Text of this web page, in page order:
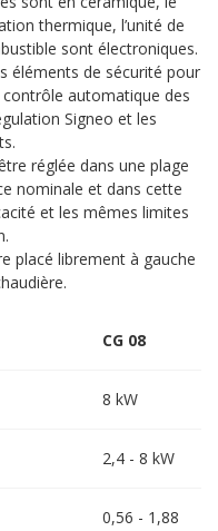
thermique, l’unité de
sont électroniques.
éléments de sécurité pour
automatique des
Signeo et les
réglée dans une plage
nominale et dans cette
et les mêmes limites
placé librement à gauche
CG 08
8 kW
2,4 - 8 kW
0,56 - 1,88